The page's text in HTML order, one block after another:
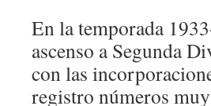
En la temporada
ascenso a Segunda
con las
registro números